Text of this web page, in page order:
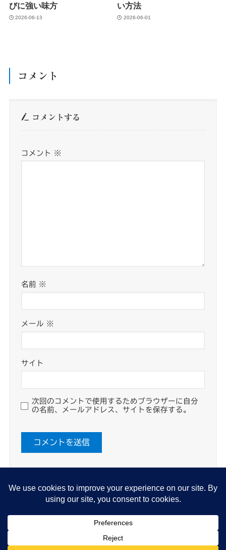
びに強い味方
2026-06-13
い方法
2026-06-01
コメント
コメントする
コメント ※
名前 ※
メール ※
サイト
次回のコメントで使用するためブラウザーに自分
の名前、メールアドレス、サイトを保存する。
プライバシーポリシー